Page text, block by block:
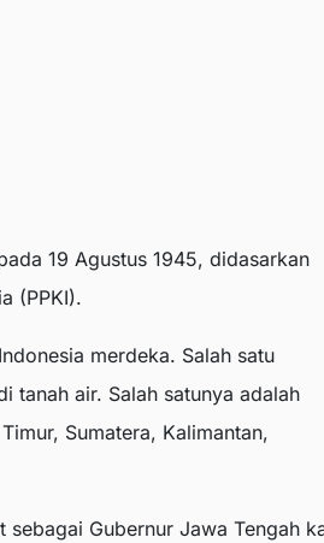
19 Agustus 1945, didasarkan
(PPKI).
merdeka. Salah satu
tanah air. Salah satunya adalah
Sumatera, Kalimantan,
sebagai Gubernur Jawa Tengah